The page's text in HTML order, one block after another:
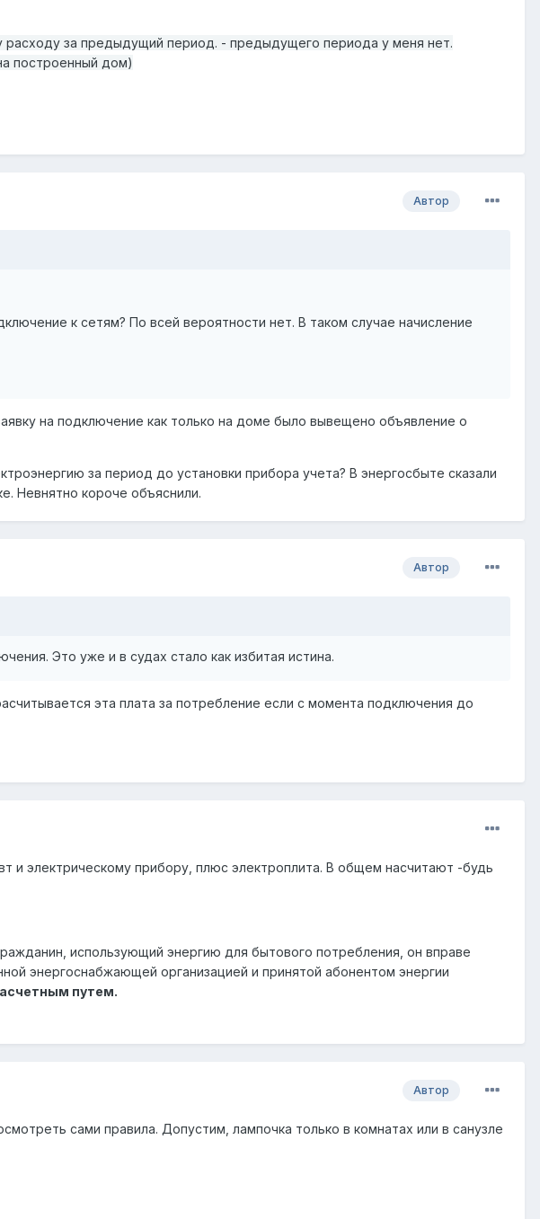
за предыдущий период. - предыдущего периода у меня нет.
построенный дом)
Автор
к сетям? По всей вероятности нет. В таком случае начисление
на подключение как только на доме было вывещено объявление о
за период до установки прибора учета? В энергосбыте сказали
Невнятно короче объяснили.
Автор
Это уже и в судах стало как избитая истина.
эта плата за потребление если с момента подключения до
и электрическому прибору, плюс электроплита. В общем насчитают -будь
использующий энергию для бытового потребления, он вправе
энергоснабжающей организацией и принятой абонентом энергии
путем.
Автор
сами правила. Допустим, лампочка только в комнатах или в санузле